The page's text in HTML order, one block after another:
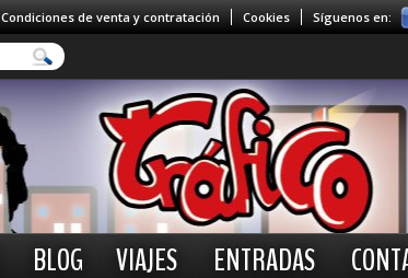
Condiciones de venta y contratación Cookies Síguenos en:
BLOG VIAJES ENTRADAS